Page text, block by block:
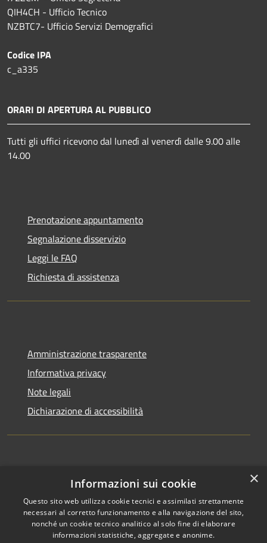
QIH4CH - Ufficio Tecnico
NZBTC7- Ufficio Servizi Demografici
Codice IPA
c_a335
ORARI DI APERTURA AL PUBBLICO
Tutti gli uffici ricevono dal lunedì al venerdì dalle 9.00 alle
14.00
Prenotazione appuntamento
Segnalazione disservizio
Leggi le FAQ
Richiesta di assistenza
Amministrazione trasparente
Informativa privacy
Note legali
Dichiarazione di accessibilità
RSS
Accessibilità
Copyright © 2026 • Comune di
Appignano del Tronto •
Powered byMunicipium
×
Informazioni sui cookie
Questo sito web utilizza cookie tecnici e assimilati strettamente
necessari al corretto funzionamento e alla navigazione del sito,
nonché un cookie tecnico analitico al solo fine di elaborare
informazioni statistiche, aggregate e anonime.